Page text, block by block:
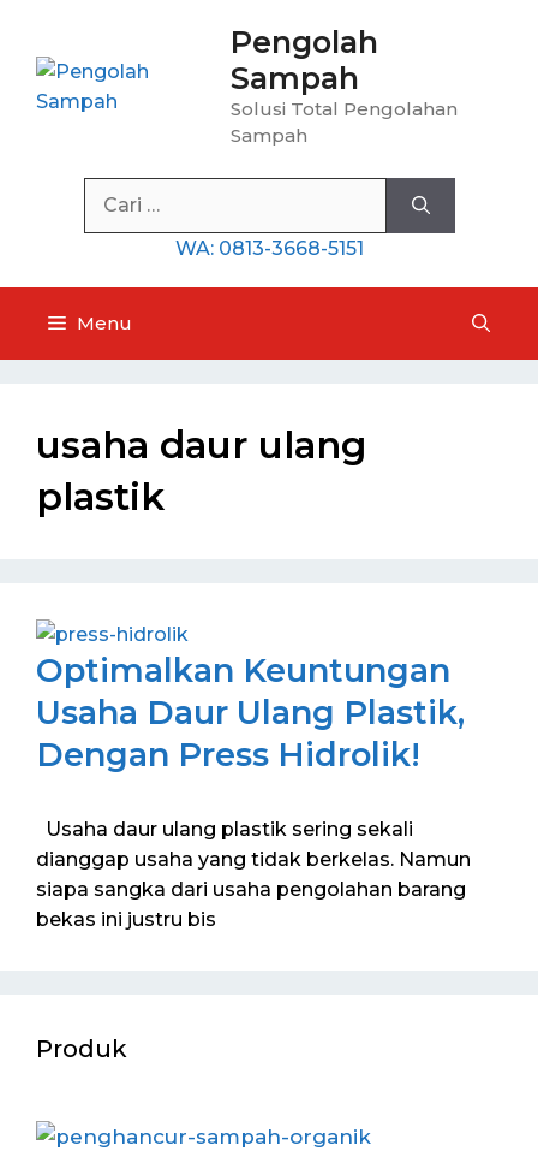
Pengolah
Sampah
Solusi Total Pengolahan
Sampah
Cari
WA: 0813-3668-5151
Menu
usaha daur ulang
plastik
Optimalkan Keuntungan
Usaha Daur Ulang Plastik,
Dengan Press Hidrolik!
Usaha daur ulang plastik sering sekali
dianggap usaha yang tidak berkelas. Namun
siapa sangka dari usaha pengolahan barang
bekas ini justru bis
Produk